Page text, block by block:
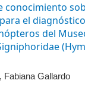
conocimiento
el
del
Fabiana Gallardo